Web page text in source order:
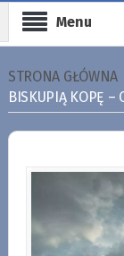
Menu
STRONA GŁÓWNA
BISKUPIĄ KOPĘ –